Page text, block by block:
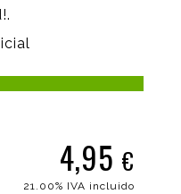
4,95 €
21.00% IVA incluido